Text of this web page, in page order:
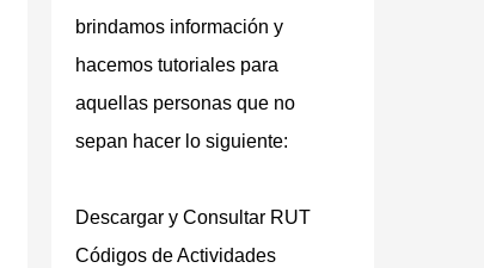
brindamos información y
hacemos tutoriales para
aquellas personas que no
sepan hacer lo siguiente:
Descargar y Consultar RUT
Códigos de Actividades